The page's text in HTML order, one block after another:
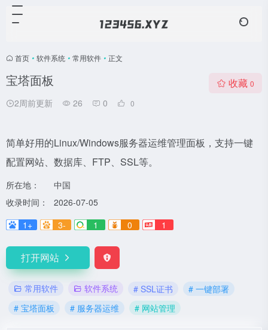
首页 • 软件系统 • 常用软件 • 正文
宝塔面板
2周前更新 26 0 0
收藏 0
简单好用的Linux/Windows服务器运维管理面板，支持一键
配置网站、数据库、FTP、SSL等。
所在地：
中国
收录时间：
2026-07-05
1+
3- 1 0 1
打开网站
常用软件 软件系统 # SSL证书
# 一键部署
# 宝塔面板
# 服务器运维 # 网站管理